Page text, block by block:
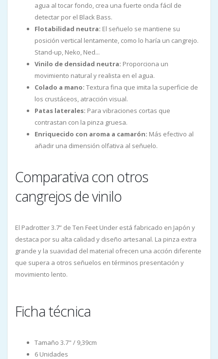
agua al tocar fondo, crea una fuerte onda fácil de
detectar por el Black Bass.
Flotabilidad neutra: El señuelo se mantiene su
posición vertical lentamente, como lo haría un cangrejo.
Stand-up, Neko, Ned...
Vinilo de densidad neutra: Proporciona un
movimiento natural y realista en el agua.
Colado a mano: Textura fina que imita la superficie de
los crustáceos, atracción visual.
Patas laterales: Para vibraciones cortas que
contrastan con la pinza gruesa.
Enriquecido con aroma a camarón: Más efectivo al
añadir una dimensión olfativa al señuelo.
Comparativa con otros
cangrejos de vinilo
El Padrotter 3.7” de Ten Feet Under está fabricado en Japón y
destaca por su alta calidad y diseño artesanal. La pinza extra
grande y la suavidad del material ofrecen una acción diferente
que supera a otros señuelos en términos presentación y
movimiento lento.
Ficha técnica
Tamaño 3.7" / 9,39cm
6 Unidades